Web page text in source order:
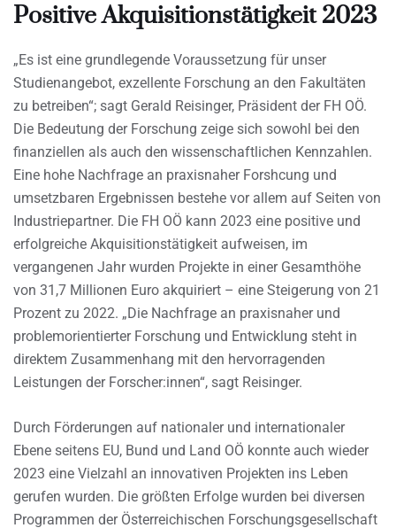
Positive Akquisitionstätigkeit 2023
„Es ist eine grundlegende Voraussetzung für unser
Studienangebot, exzellente Forschung an den Fakultäten
zu betreiben“; sagt Gerald Reisinger, Präsident der FH OÖ.
Die Bedeutung der Forschung zeige sich sowohl bei den
finanziellen als auch den wissenschaftlichen Kennzahlen.
Eine hohe Nachfrage an praxisnaher Forshcung und
umsetzbaren Ergebnissen bestehe vor allem auf Seiten von
Industriepartner. Die FH OÖ kann 2023 eine positive und
erfolgreiche Akquisitionstätigkeit aufweisen, im
vergangenen Jahr wurden Projekte in einer Gesamthöhe
von 31,7 Millionen Euro akquiriert – eine Steigerung von 21
Prozent zu 2022. „Die Nachfrage an praxisnaher und
problemorientierter Forschung und Entwicklung steht in
direktem Zusammenhang mit den hervorragenden
Leistungen der Forscher:innen“, sagt Reisinger.
Durch Förderungen auf nationaler und internationaler
Ebene seitens EU, Bund und Land OÖ konnte auch wieder
2023 eine Vielzahl an innovativen Projekten ins Leben
gerufen wurden. Die größten Erfolge wurden bei diversen
Programmen der Österreichischen Forschungsgesellschaft